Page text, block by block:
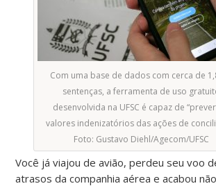
Com uma base de dados com cerca de
sentenças, a ferramenta de uso
desenvolvida na UFSC é capaz de
valores indenizatórios das ações de
Foto: Gustavo Diehl/Agecom/UFSC
Você já viajou de avião, perdeu seu voo
atrasos da companhia aérea e acabou não